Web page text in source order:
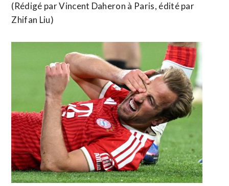
(Rédigé par Vincent Daheron à Paris, édité par
Zhifan Liu)